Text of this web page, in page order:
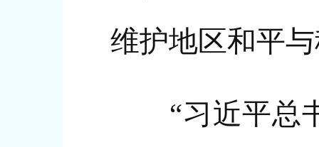
维护地区和平
“习近平总书